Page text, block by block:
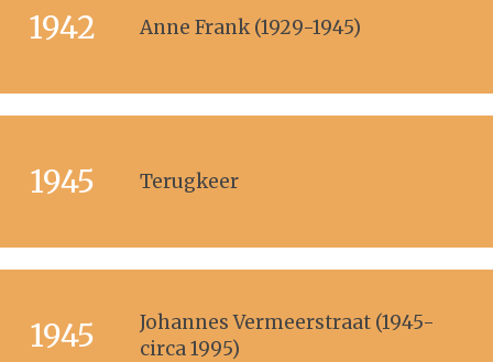
1942 Anne Frank (1929-1945)
1945 Terugkeer
1945
Johannes Vermeerstraat (1945-
circa 1995)